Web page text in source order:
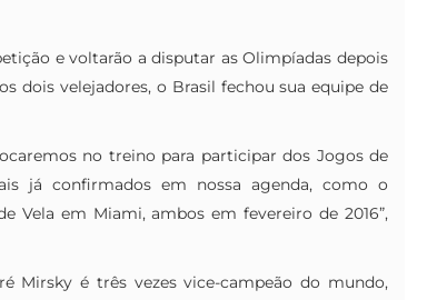
e voltarão a disputar as Olimpíadas depois
dois velejadores, o Brasil fechou sua equipe de
no treino para participar dos Jogos de
já confirmados em nossa agenda, como o
Vela em Miami, ambos em fevereiro de 2016”,
Mirsky é três vezes vice-campeão do mundo,